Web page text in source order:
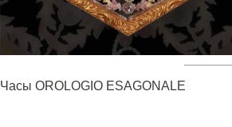
Часы OROLOGIO ESAGONALE